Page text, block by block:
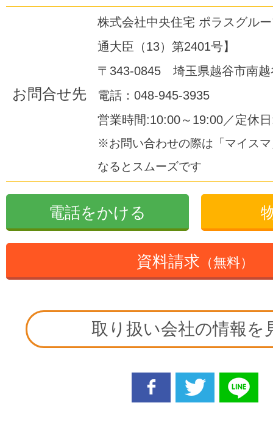
お問合せ先
株式会社中央住宅 ポラスグル
通大臣（13）第2401号】
〒343-0845 埼玉県越谷市南越
電話：048-945-3935
営業時間:10:00～19:00／定休
※お問い合わせの際は「マイス
なるとスムーズです
電話をかける
資料請求 （無料）
取り扱い会社の情報を